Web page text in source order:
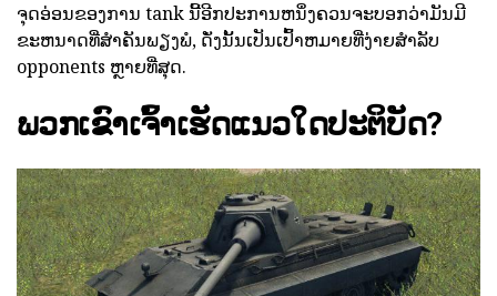
ຈຸດອ່ອນຂອງການ tank ນີ້ອີກປະການຫນຶ່ງຄວນຈະບອກວ່າມັນມີ
ຂະຫນາດທີ່ສໍາຄັນພຽງພໍ, ດັ່ງນັ້ນເປັນເປົ້າຫມາຍທີ່ງ່າຍສໍາລັບ
opponents ຫຼາຍທີ່ສຸດ.
ພວກເຂົາເຈົ້າເຮັດແນວໃດປະຕິບັດ?